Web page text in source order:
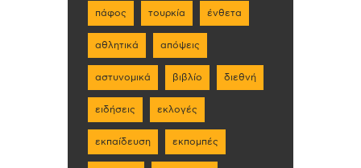
πάφος τουρκία ένθετα
αθλητικά απόψεις
αστυνομικά βιβλίο διεθνή
ειδήσεις εκλογές
εκπαίδευση εκπομπές